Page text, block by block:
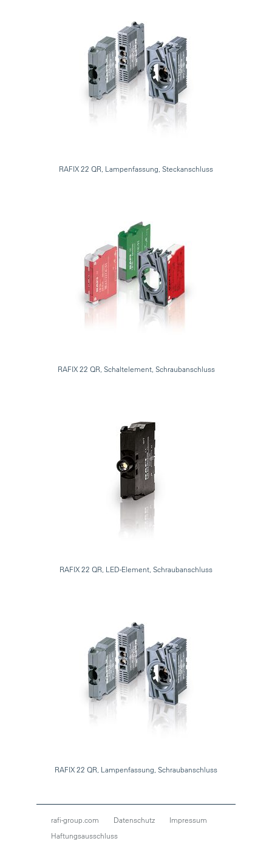
RAFIX 22 QR, Lampenfassung, Steckanschluss
RAFIX 22 QR, Schaltelement, Schraubanschluss
RAFIX 22 QR, LED-Element, Schraubanschluss
RAFIX 22 QR, Lampenfassung, Schraubanschluss
rafi-group.com Datenschutz
Impressum
Haftungsausschluss